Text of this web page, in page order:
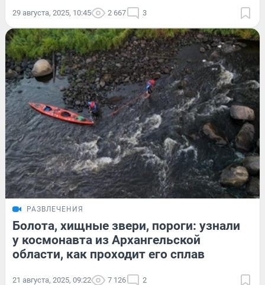
29 августа, 2025, 10:45 2 667 3
РАЗВЛЕЧЕНИЯ
Болота, хищные звери, пороги: узнали
у космонавта из Архангельской
области, как проходит его сплав
21 августа, 2025, 09:22 7 126 2